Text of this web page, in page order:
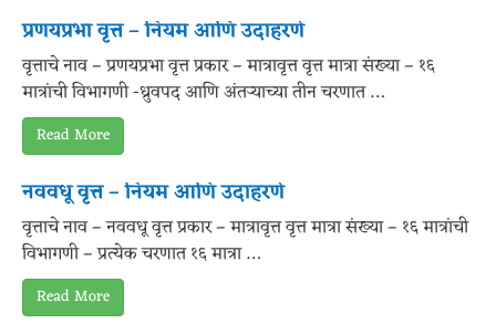
प्रणयप्रभा वृत्त – नियम आणि उदाहरणे
वृत्ताचे नाव – प्रणयप्रभा वृत्त प्रकार – मात्रावृत्त वृत्त मात्रा संख्या – १६
मात्रांची विभागणी -ध्रुवपद आणि अंतर्‍याच्या तीन चरणात …
Read More
नववधू वृत्त – नियम आणि उदाहरणे
वृत्ताचे नाव – नववधू वृत्त प्रकार – मात्रावृत्त वृत्त मात्रा संख्या – १६ मात्रांची
विभागणी – प्रत्येक चरणात १६ मात्रा …
Read More